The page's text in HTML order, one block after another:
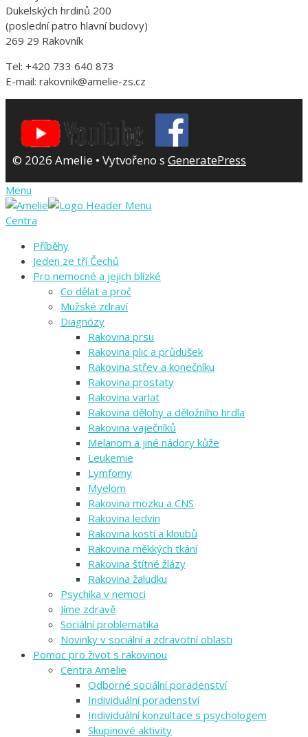
Dukelských hrdinů 200
(poslední patro hlavní budovy)
269 29 Rakovník
Tel: +420 733 640 873
E-mail: rakovnik@amelie-zs.cz
© 2026 Amelie • Vytvořeno s GeneratePress
Menu
Centra
Příběhy
Jeden ze tří Čechů
Pro nemocné a jejich blízké
Co dělat a proč
Mužské zdraví
Diagnózy
Rakovina prsu
Rakovina plic a průdušek
Rakovina střev a konečníku
Rakovina prostaty
Rakovina varlat
Rakovina dělohy a děložního hrdla
Rakovina vaječníků
Melanom a jiné nádory kůže
Leukemie
Lymfomy
Myelom
Rakovina mozku a CNS
Rakovina ledvin
Rakovina kostí a kloubů
Rakovina měkkých tkání
Rakovina štítné žlázy
Rakovina žaludku
Psychika v nemoci
Jíme zdravě
Sociální problematika
Novinky v sociální a zdravotní oblasti
Pomoc pro život s rakovinou
Centra Amelie
Odborné sociální poradenství
Individuální poradenství
Individuální konzultace s psychologem
Skupinové aktivity